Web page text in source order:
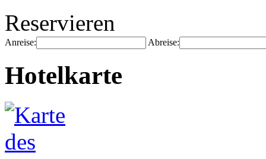
Reservieren
Anreise: Abreise:
Hotelkarte